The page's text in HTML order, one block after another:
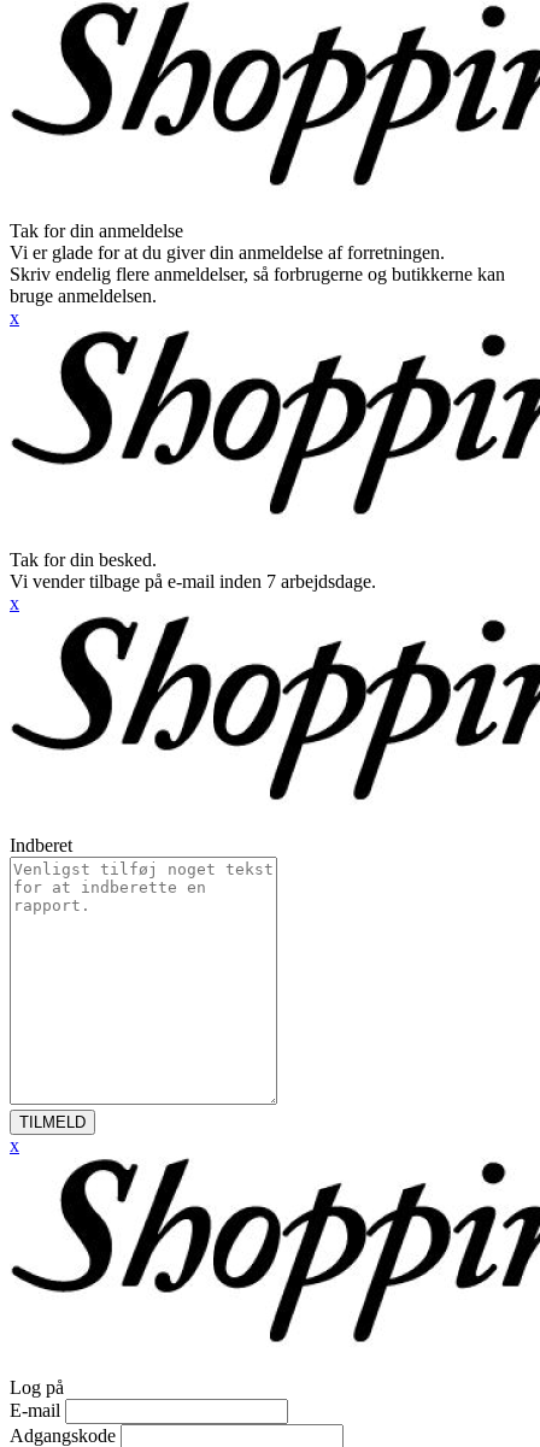
Tak for din anmeldelse
Vi er glade for at du giver din anmeldelse af forretningen.
Skriv endelig flere anmeldelser, så forbrugerne og butikkerne kan
bruge anmeldelsen.
x
Tak for din besked.
Vi vender tilbage på e-mail inden 7 arbejdsdage.
x
Indberet
TILMELD
x
Log på
E-mail
Adgangskode